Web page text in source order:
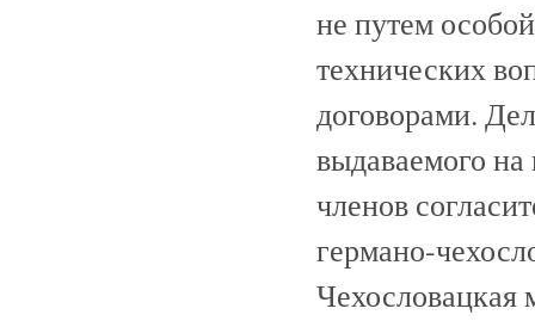
не путем
технических
договорами.
выдаваемого
членов
германо-
Чехословацкая